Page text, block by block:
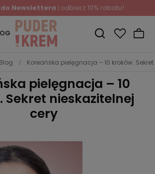
do Newslettera i odbierz 10% rabatu!
Blog Koreańska pielęgnacja – 10 kroków.
pielęgnacja – 10
Sekret nieskazitelnej
cery